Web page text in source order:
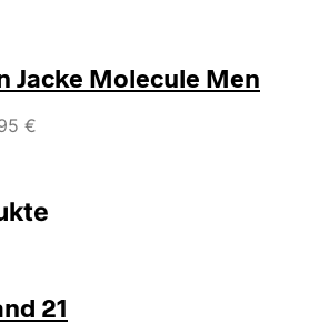
Jacke Molecule Men
€
21